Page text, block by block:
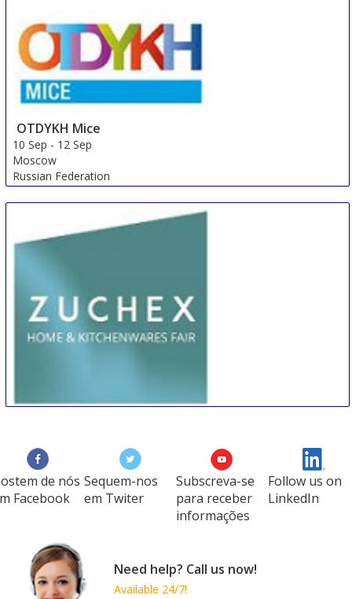
OTDYKH Mice
10 Sep - 12 Sep
Moscow
Russian Federation
Istanbul
Turkey
de nós
Facebook
Sequem-nos
em Twiter
Subscreva-se
para receber
informações
Follow us on
LinkedIn
Need help? Call us now!
Available 24/7!